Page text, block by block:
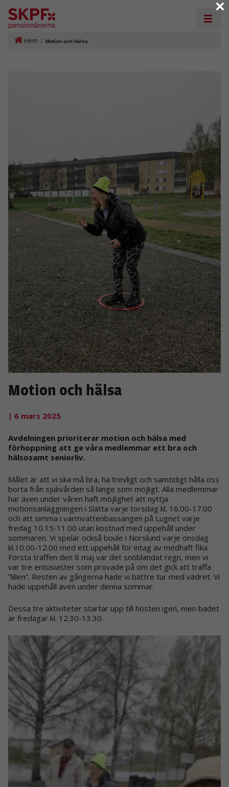
Hem / Motion och hälsa
Motion och hälsa
| 6 mars 2025
Avdelningen prioriterar motion och hälsa med
förhoppning att ge våra medlemmar ett bra och
hälsosamt seniorliv.
Målet är att vi ska må bra, ha trevligt och samtidigt hålla oss
borta från sjukvården så länge som möjligt. Alla medlemmar
har även under våren haft möjlighet att nyttja
motionsanläggningen i Slätta varje torsdag kl. 16.00-17.00
och att simma i varmvattenbassängen på Lugnet varje
fredag 10.15-11.00 utan kostnad med uppehåll under
sommaren. Vi spelar också boule i Norslund varje onsdag
kl.10.00-12.00 med ett uppehåll för intag av medhaft fika.
Första träffen den 8 maj var det snöblandat regn, men vi
var tre entusiaster som provade på om det gick att träffa
”lillen”. Resten av gångerna hade vi bättre tur med vädret. Vi
hade uppehåll även under denna sommar.
Dessa tre aktiviteter startar upp till hösten igen, men badet
är fredagar kl. 12.30-13.30.
×